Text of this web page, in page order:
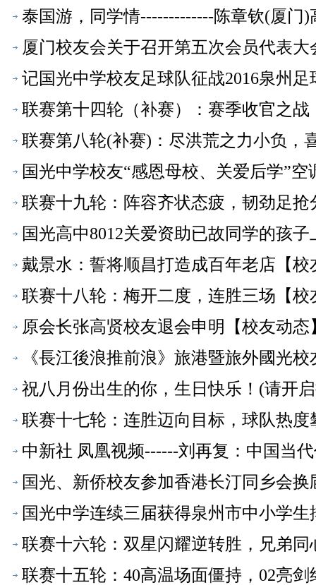
泰国游，同学情-------------陈章钦(厦门
厦门校友会关于召开第五次会员代表
记国光中学校友足球队征战2016泉州
联赛第十四轮（补赛）：赛季收官之
联赛第八轮(补赛)：尽洪荒之力小负，
国光中学校友“感恩母校、关爱后学”
联赛十九轮：阵容齐状态疲，韧劲足抢
国光高中8012关爱资助已故同学的孩
戴景水：誓将顺昌打造成百年老店【校
联赛十八轮：梅开二度，连胜三场【校
原会长张高贤校友退会申明【校友动态
《長江後浪推前浪》旅港暨旅外國光
祝八月份出生的你，生日快乐！(请开
联赛十七轮：连胜迈向目标，球队热度
中新社 凤凰视频------刘再复：中国当
国光、新侨校友参加香港长汀同乡会
国光中学连续三届获得泉州市中小学
联赛十六轮：双星闪耀逆转胜，兄弟
联赛十五轮：40高温场面僵持，02亮